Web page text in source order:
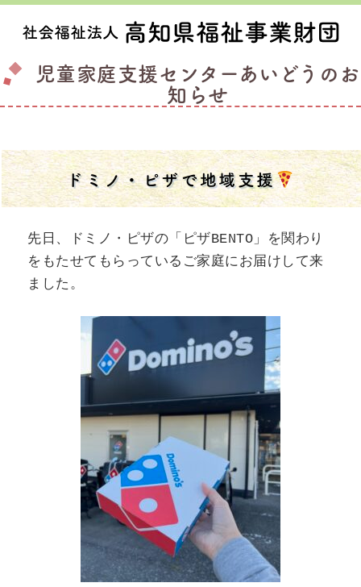
児童家庭支援センターあいどうのお
知らせ
ドミノ・ピザで地域支援
先日、ドミノ・ピザの「ピザBENTO」を関わり
をもたせてもらっているご家庭にお届けして来
ました。